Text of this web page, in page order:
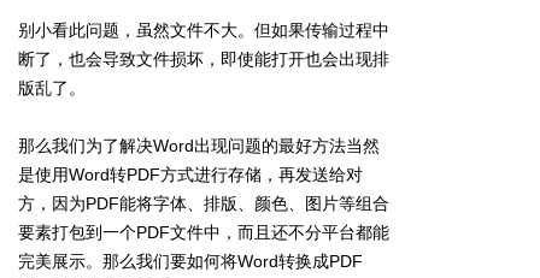
别小看此问题，虽然文件不大。但如果传输过程中
断了，也会导致文件损坏，即使能打开也会出现排
版乱了。
那么我们为了解决Word出现问题的最好方法当然
是使用Word转PDF方式进行存储，再发送给对
方，因为PDF能将字体、排版、颜色、图片等组合
要素打包到一个PDF文件中，而且还不分平台都能
完美展示。那么我们要如何将Word转换成PDF